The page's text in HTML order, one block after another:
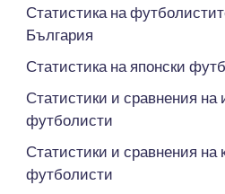
Статистика на
България
Статистика на японски
Статистики и сравнения на
футболисти
Статистики и сравнения на
футболисти